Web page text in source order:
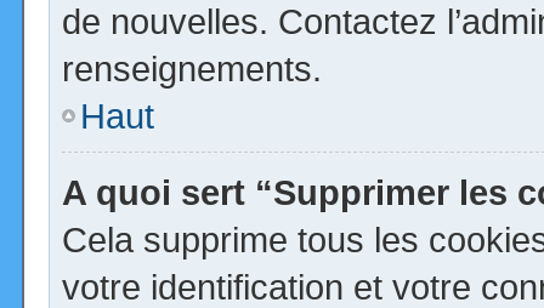
de nouvelles. Contactez
renseignements.
Haut
A quoi sert “Supprimer les
Cela supprime tous les
votre identification et votre